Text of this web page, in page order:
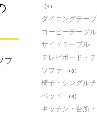
フ
(4)
ダイニングテー
コーヒーテーブ
サイドテーブル
テレビボード・
ソファ (0)
椅子・シングル
ベッド (0)
キッチン・台所